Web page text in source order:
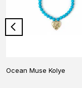
Ocean Muse Kolye